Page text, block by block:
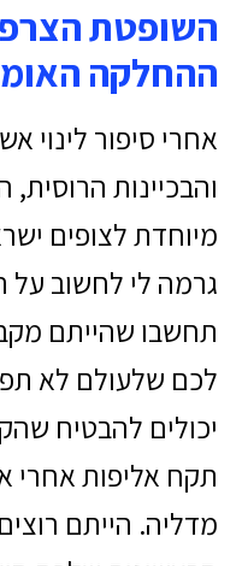
השופטת
ההחלקה
אחרי סיפור לינוי
והבכיינות
מיוחדת לצופים
גרמה לי לחשוב
תחשבו שהייתם
לכם שלעולם לא
יכולים להבטיח
תקח אליפות אחרי
מדליה. הייתם